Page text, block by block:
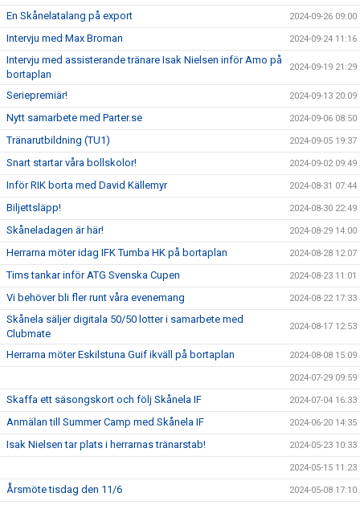
En Skånelatalang på export 2024-09-26 09:00
Intervju med Max Broman 2024-09-24 11:16
Intervju med assisterande tränare Isak Nielsen inför Amo på
bortaplan
2024-09-19 21:29
Seriepremiär! 2024-09-13 20:09
Nytt samarbete med Parter.se 2024-09-06 08:50
Tränarutbildning (TU1) 2024-09-05 19:37
Snart startar våra bollskolor! 2024-09-02 09:49
Inför RIK borta med David Källemyr 2024-08-31 07:44
Biljettsläpp! 2024-08-30 22:49
Skåneladagen är här! 2024-08-29 14:00
Herrarna möter idag IFK Tumba HK på bortaplan 2024-08-28 12:07
Tims tankar inför ATG Svenska Cupen 2024-08-23 11:01
Vi behöver bli fler runt våra evenemang 2024-08-22 17:33
Skånela säljer digitala 50/50 lotter i samarbete med
Clubmate
2024-08-17 12:53
Herrarna möter Eskilstuna Guif ikväll på bortaplan 2024-08-08 15:09
2024-07-29 09:59
Skaffa ett säsongskort och följ Skånela IF 2024-07-04 16:33
Anmälan till Summer Camp med Skånela IF 2024-06-20 14:35
Isak Nielsen tar plats i herrarnas tränarstab! 2024-05-23 10:33
2024-05-15 11:23
Årsmöte tisdag den 11/6 2024-05-08 17:10